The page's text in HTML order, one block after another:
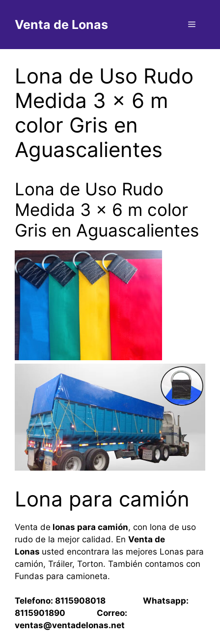
contenido
Venta de Lonas Menú
Lona de Uso Rudo
Medida 3 x 6 m
color Gris en
Aguascalientes
Lona de Uso Rudo
Medida 3 x 6 m color
Gris en Aguascalientes
Lona para camión
Venta de lonas para camión, con lona de uso
rudo de la mejor calidad. En Venta de
Lonas usted encontrara las mejores Lonas para
camión, Tráiler, Torton. También contamos con
Fundas para camioneta.
Telefono: 8115908018 Whatsapp:
8115901890 Correo:
ventas@ventadelonas.net